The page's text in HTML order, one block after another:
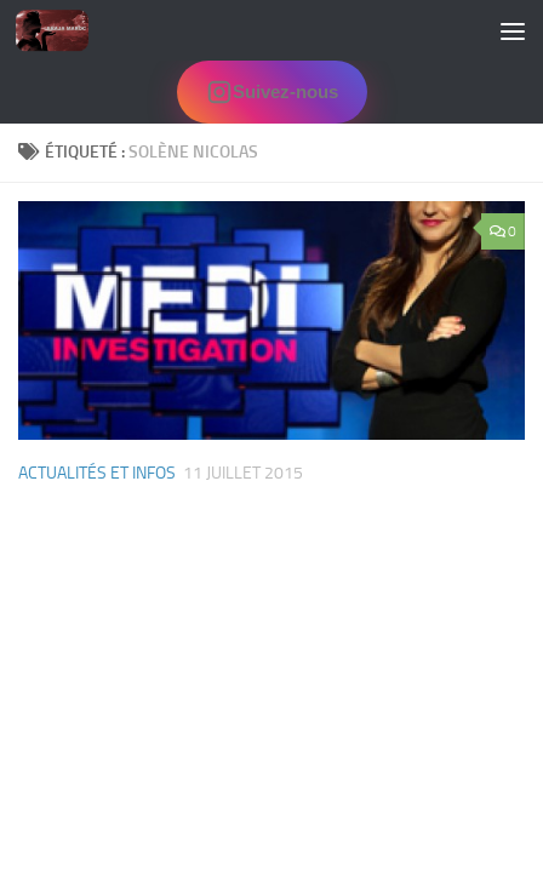
Skip to content
Suivez-nous
ÉTIQUETÉ :SOLÈNE NICOLAS
0
ACTUALITÉS ET INFOS 11 JUILLET 2015